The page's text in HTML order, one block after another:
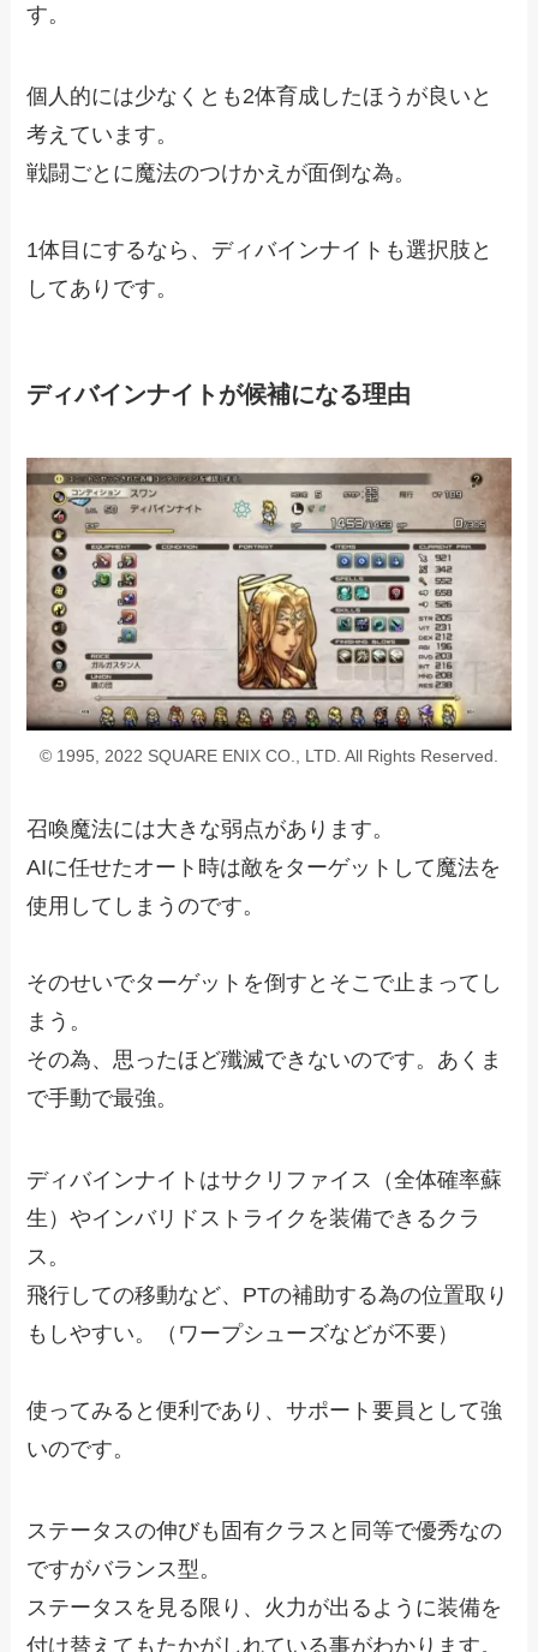
す。
個人的には少なくとも2体育成したほうが良いと
考えています。
戦闘ごとに魔法のつけかえが面倒な為。
1体目にするなら、ディバインナイトも選択肢と
してありです。
ディバインナイトが候補になる理由
© 1995, 2022 SQUARE ENIX CO., LTD. All Rights Reserved.
召喚魔法には大きな弱点があります。
AIに任せたオート時は敵をターゲットして魔法を
使用してしまうのです。
そのせいでターゲットを倒すとそこで止まってし
まう。
その為、思ったほど殲滅できないのです。あくま
で手動で最強。
ディバインナイトはサクリファイス（全体確率蘇
生）やインバリドストライクを装備できるクラ
ス。
飛行しての移動など、PTの補助する為の位置取り
もしやすい。（ワープシューズなどが不要）
使ってみると便利であり、サポート要員として強
いのです。
ステータスの伸びも固有クラスと同等で優秀なの
ですがバランス型。
ステータスを見る限り、火力が出るように装備を
付け替えてもたかがしれている事がわかります。